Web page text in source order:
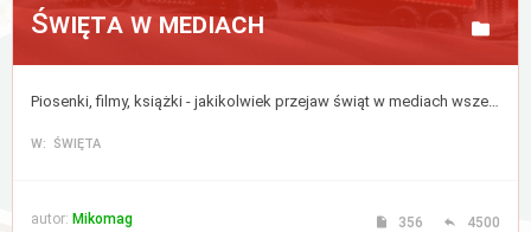
Święta w mediach
Piosenki, filmy, książki - jakikolwiek przejaw świąt w mediach wszelkiej maści, także w internecie.
W: ŚWIĘTA
autor: Mikomag 356 4500